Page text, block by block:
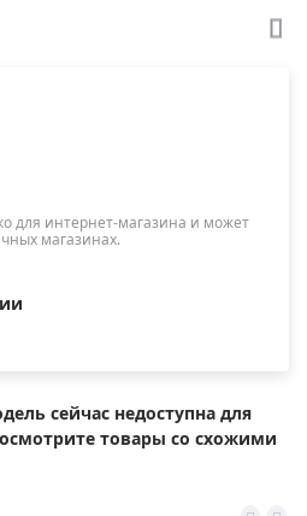
для интернет-магазина и может
магазинах.
сейчас недоступна для
товары со схожими